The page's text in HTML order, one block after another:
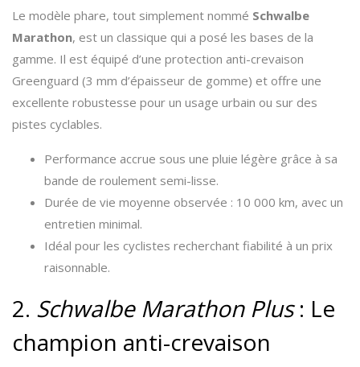
Le modèle phare, tout simplement nommé Schwalbe
Marathon, est un classique qui a posé les bases de la
gamme. Il est équipé d’une protection anti-crevaison
Greenguard (3 mm d’épaisseur de gomme) et offre une
excellente robustesse pour un usage urbain ou sur des
pistes cyclables.
Performance accrue sous une pluie légère grâce à sa
bande de roulement semi-lisse.
Durée de vie moyenne observée : 10 000 km, avec un
entretien minimal.
Idéal pour les cyclistes recherchant fiabilité à un prix
raisonnable.
2. Schwalbe Marathon Plus: Le
champion anti-crevaison